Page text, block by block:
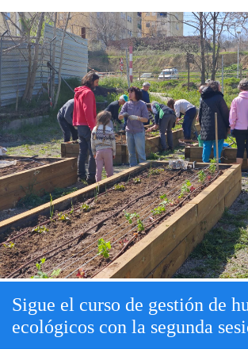
Sigue el curso de gestión de
ecológicos con la segunda